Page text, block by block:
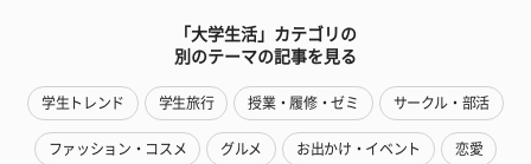
「大学生活」カテゴリの
別のテーマの記事を見る
学生トレンド 学生旅行 授業・履修・ゼミ サークル・部活
ファッション・コスメ グルメ お出かけ・イベント 恋愛